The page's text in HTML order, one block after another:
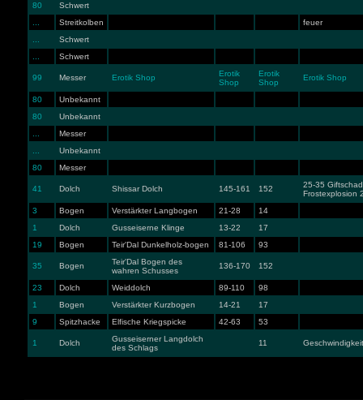
80
Schwert
Streitkolben
feuer
Schwert
Schwert
99 Messer Erotik Shop
Erotik
Shop
Erotik
Shop
Erotik Shop
80
Unbekannt
80
Unbekannt
Messer
Unbekannt
80
Messer
41 Dolch Shissar Dolch 145-161 152
25-35
Frostexplosion
3
Bogen Verstärkter Langbogen 21-28
14
1
Dolch Gusseiserne Klinge 13-22
17
19
Bogen Teir'Dal Dunkelholz-bogen 81-106 93
35 Bogen
Teir'Dal Bogen des
wahren Schusses
136-170 152
23 Dolch Weiddolch 89-110
98
1
Bogen Verstärkter Kurzbogen 14-21
17
9
Spitzhacke Elfische Kriegspicke 42-63 53
1 Dolch
Gusseiserner Langdolch
des Schlags
11